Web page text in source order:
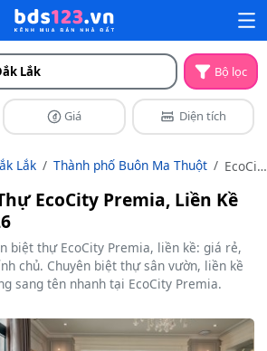
Lắk Bộ lọc
Giá Diện tích
Lắk Thành phố Buôn Ma Thuột
EcoCity
EcoCity Premia, Liền Kề
biệt thự EcoCity Premia, liền kề: giá rẻ,
chủ. Chuyên biệt thự sân vườn, liền kề
sang tên nhanh tại EcoCity Premia.